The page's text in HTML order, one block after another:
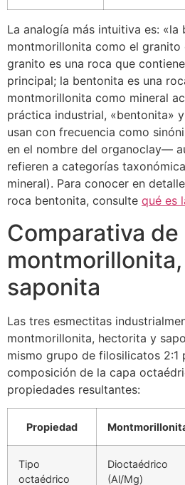
La analogía más intuitiva es: «la
montmorillonita como el granito
granito es una roca que
principal; la bentonita es una
montmorillonita como mineral
práctica industrial, «bentonita»
usan con frecuencia como
en el nombre del organoclay—
refieren a categorías
mineral). Para conocer en
roca bentonita, consulte qué es
Comparativa
saponita
Las tres esmectitas
montmorillonita, hectorita y
mismo grupo de filosilicatos 2:1
composición de la capa
propiedades resultantes:
Propiedad
Tipo
octaédrico
Dioctaédrico
(Al/Mg)